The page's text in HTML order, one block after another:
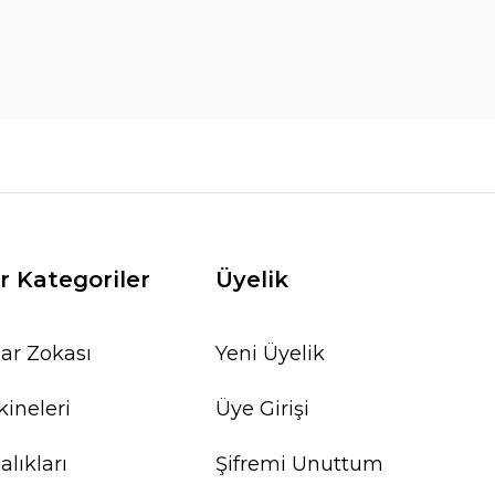
Kategoriler
Zokası
Üyelik
Yeni Üyelik
Üye Girişi
Şifremi Unuttum